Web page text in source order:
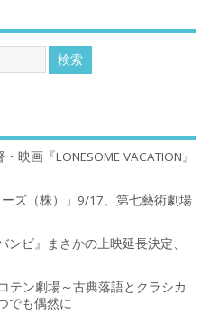
映画『LONESOME VACATION』
ズ（株）」9/17、第七藝術劇場
ビ』まさかの上映延長決定、
テン劇場～古典落語とクラシカ
でも偶然に